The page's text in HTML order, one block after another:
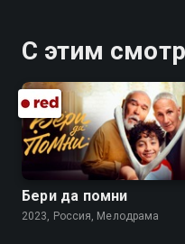
С этим
Бери да помни
2023, Россия, Мелодрама